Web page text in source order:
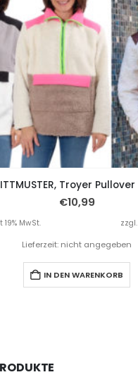
€10,99
19% MwSt. zzgl.
Lieferzeit: nicht angegeben
IN DEN WARENKORB